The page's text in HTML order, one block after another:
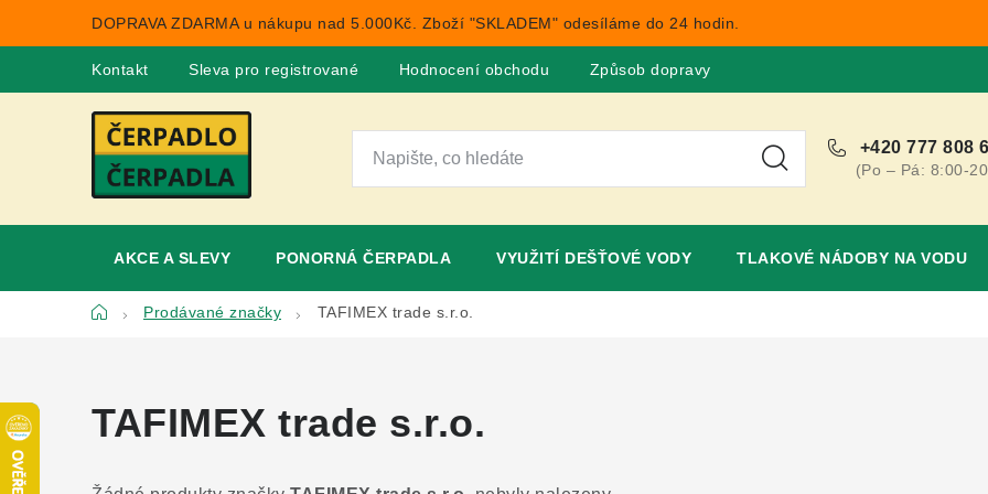
DOPRAVA ZDARMA u nákupu nad 5.000Kč. Zboží "SKLADEM" odesíláme do 24 hodin.
Kontakt Sleva pro registrované Hodnocení obchodu Způsob dopravy
+420 777 808
(Po – Pá: 8:00-
AKCE A SLEVY PONORNÁ ČERPADLA VYUŽITÍ DEŠŤOVÉ VODY TLAKOVÉ NÁDOBY NA VODU
DomůProdávané značky TAFIMEX trade s.r.o.
TAFIMEX trade s.r.o.